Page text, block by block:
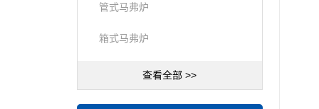
管式马弗炉
箱式马弗炉
查看全部 >>